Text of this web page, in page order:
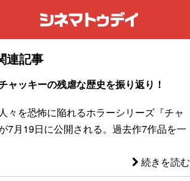
連記事
ャッキーの残虐な歴史を振り返り！
々を恐怖に陥れるホラーシリーズ『チャ
7月19日に公開される。過去作7作品を一
続きを読む